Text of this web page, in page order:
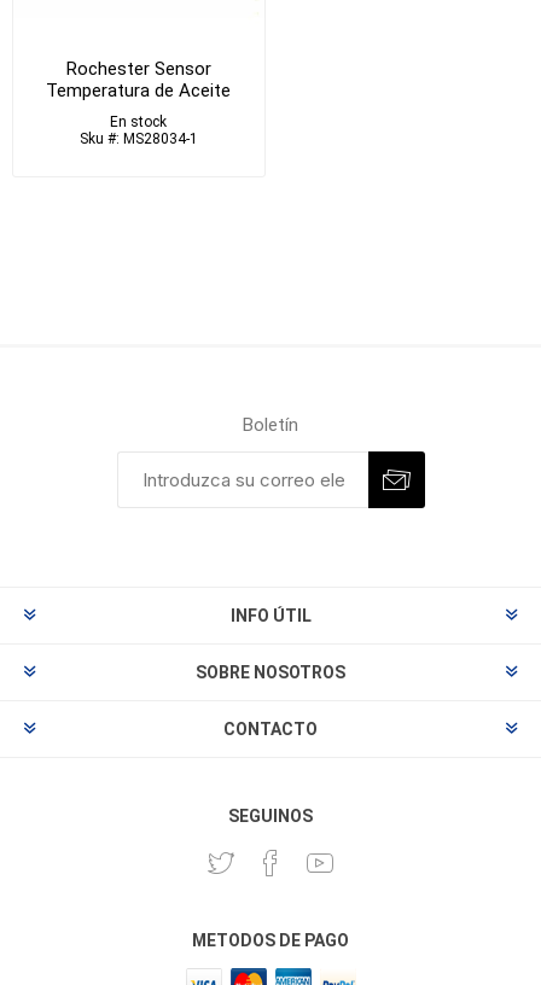
Rochester Sensor
Temperatura de Aceite
En stock
Sku #: MS28034-1
Boletín
INFO ÚTIL
SOBRE NOSOTROS
CONTACTO
SEGUINOS
METODOS DE PAGO